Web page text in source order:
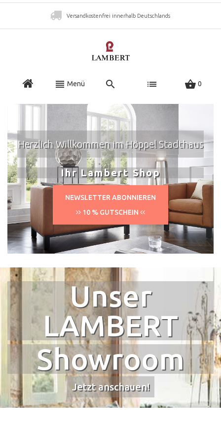
Versandkostenfrei innerhalb Deutschlands
Menü 0
Herzlich Willkommen im Höppel Stadthaus
Ihr Lambert Shop
NEWSLETTER ABONNIEREN
10 % GUTSCHEIN
Unser
LAMBERT
Showroom
Jetzt anschauen!